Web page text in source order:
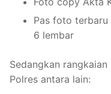
Pas foto
6 lembar
Sedangkan
Polres antara lain: